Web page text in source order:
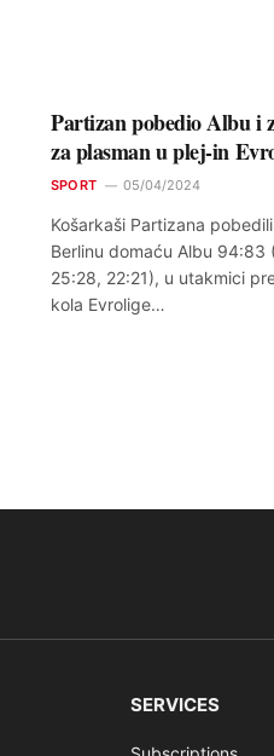
Partizan pobedio Albu i
za plasman u plej-in
SPORT 05/04/2024
Košarkaši Partizana
Berlinu domaću Albu 94:83
25:28, 22:21), u utakmici
kola Evrolige…
SERVICES